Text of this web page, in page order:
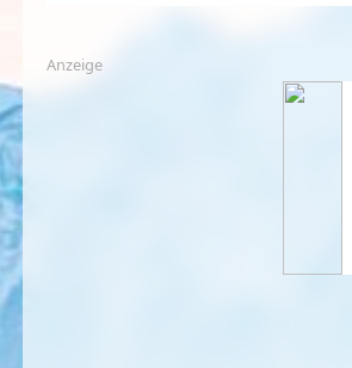
Anzeige